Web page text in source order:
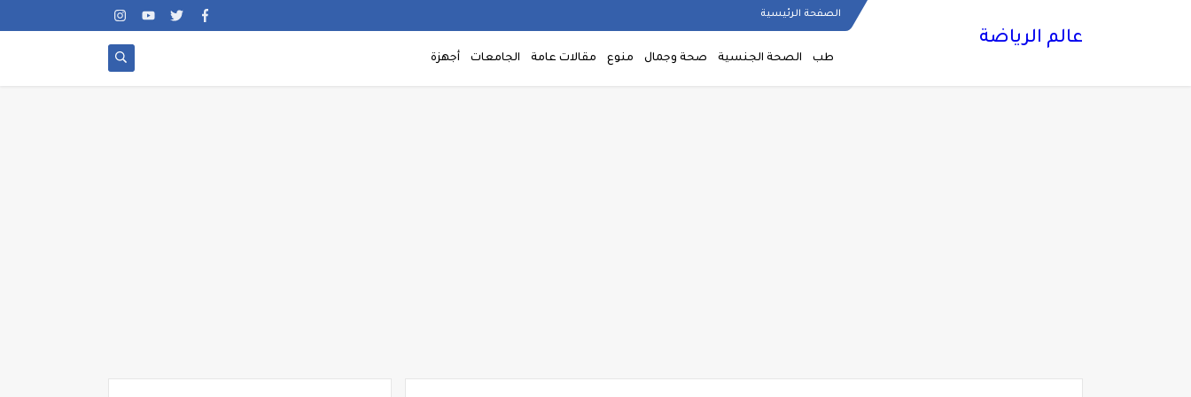
الصفحة الرئيسية
عالم الرياضة
طب الصحة الجنسية صحة وجمال منوع مقالات عامة الجامعات أجهزة